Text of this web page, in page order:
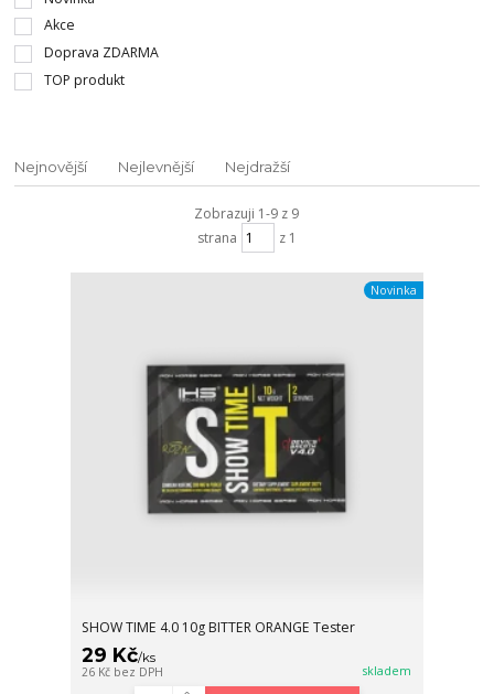
Akce
Doprava ZDARMA
TOP produkt
Nejnovější Nejlevnější Nejdražší
Zobrazuji 1-9 z 9
strana
z 1
Novinka
SHOW TIME 4.0 10g BITTER ORANGE Tester
29 Kč/ks
26 Kč bez DPH skladem